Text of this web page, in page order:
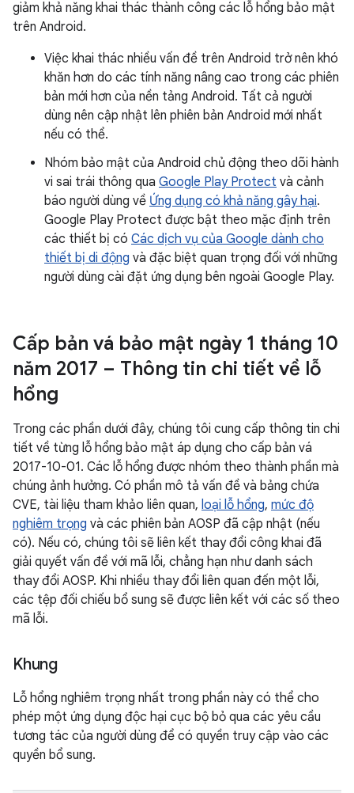
giảm khả năng khai thác thành công các lỗ hổng bảo mật
trên Android.
Việc khai thác nhiều vấn đề trên Android trở nên khó
khăn hơn do các tính năng nâng cao trong các phiên
bản mới hơn của nền tảng Android. Tất cả người
dùng nên cập nhật lên phiên bản Android mới nhất
nếu có thể.
Nhóm bảo mật của Android chủ động theo dõi hành
vi sai trái thông qua Google Play Protect và cảnh
báo người dùng về Ứng dụng có khả năng gây hại.
Google Play Protect được bật theo mặc định trên
các thiết bị có Các dịch vụ của Google dành cho
thiết bị di động và đặc biệt quan trọng đối với những
người dùng cài đặt ứng dụng bên ngoài Google Play.
Cấp bản vá bảo mật ngày 1 tháng 10
năm 2017 – Thông tin chi tiết về lỗ
hổng
Trong các phần dưới đây, chúng tôi cung cấp thông tin chi
tiết về từng lỗ hổng bảo mật áp dụng cho cấp bản vá
2017-10-01. Các lỗ hổng được nhóm theo thành phần mà
chúng ảnh hưởng. Có phần mô tả vấn đề và bảng chứa
CVE, tài liệu tham khảo liên quan, loại lỗ hổng, mức độ
nghiêm trọng và các phiên bản AOSP đã cập nhật (nếu
có). Nếu có, chúng tôi sẽ liên kết thay đổi công khai đã
giải quyết vấn đề với mã lỗi, chẳng hạn như danh sách
thay đổi AOSP. Khi nhiều thay đổi liên quan đến một lỗi,
các tệp đối chiếu bổ sung sẽ được liên kết với các số theo
mã lỗi.
Khung
Lỗ hổng nghiêm trọng nhất trong phần này có thể cho
phép một ứng dụng độc hại cục bộ bỏ qua các yêu cầu
tương tác của người dùng để có quyền truy cập vào các
quyền bổ sung.